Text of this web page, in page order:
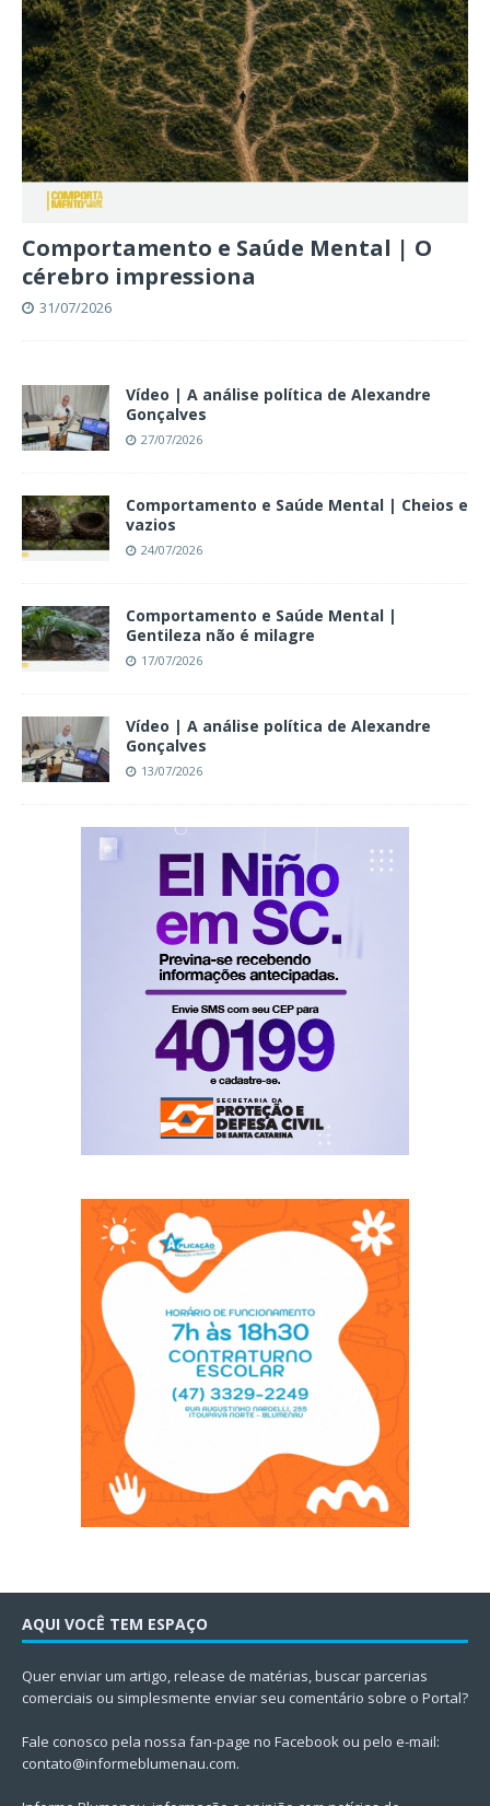
Comportamento e Saúde Mental | O
cérebro impressiona
31/07/2026
Vídeo | A análise política de Alexandre
Gonçalves
27/07/2026
Comportamento e Saúde Mental | Cheios e
vazios
24/07/2026
Comportamento e Saúde Mental |
Gentileza não é milagre
17/07/2026
Vídeo | A análise política de Alexandre
Gonçalves
13/07/2026
AQUI VOCÊ TEM ESPAÇO
Quer enviar um artigo, release de matérias, buscar parcerias
comerciais ou simplesmente enviar seu comentário sobre o Portal?
Fale conosco pela nossa fan-page no Facebook ou pelo e-mail:
contato@informeblumenau.com.